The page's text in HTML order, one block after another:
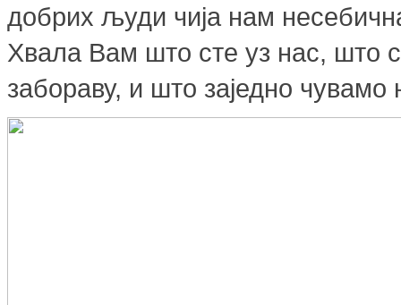
добрих људи чија нам
Хвала Вам што сте уз нас, што
забораву, и што заједно